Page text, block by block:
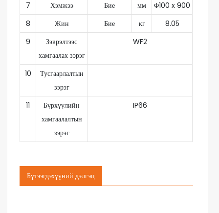
7 Хэмжээ Бие мм
Φ100 x 900
8
Жин Бие кг
8.05
9
Зэврэлтээс
хамгаалах зэрэг
WF2
10
Тусгаарлалтын
зэрэг
11
Бүрхүүлийн
хамгаалалтын
зэрэг
IP66
Бүтээгдэхүүний дэлгэц